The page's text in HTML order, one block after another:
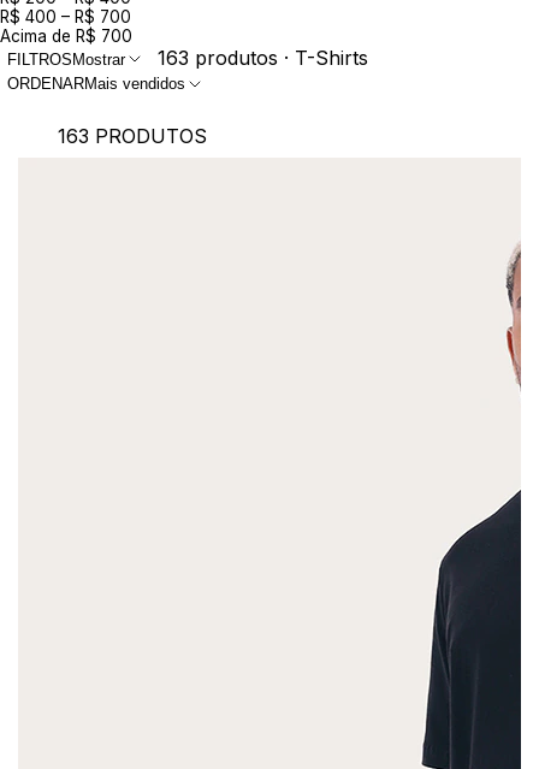
R$ 400 – R$ 700
Acima de R$ 700
FILTROS Mostrar 163 produtos · T-Shirts
ORDENARMais vendidos
163 PRODUTOS